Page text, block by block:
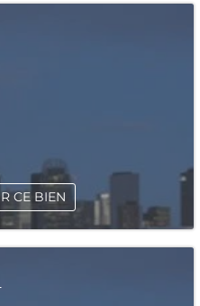
CE BIEN